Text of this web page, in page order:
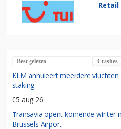
Retail
Best gelezen Crashes
KLM annuleert meerdere
staking
05 aug 26
Transavia opent komende winter
Brussels Airport